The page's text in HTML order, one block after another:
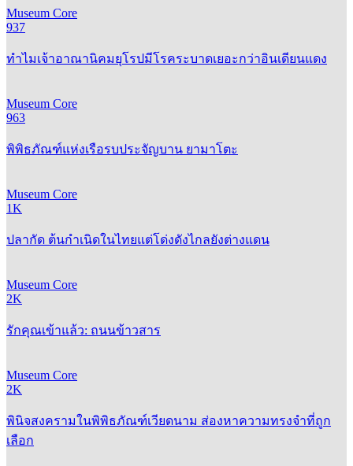
Museum Core
937
ทำไมเจ้าอาณานิคมยุโรปมีโรคระบาดเยอะกว่าอินเดียนแดง
Museum Core
963
พิพิธภัณฑ์แห่งเรือรบประจัญบาน ยามาโตะ
Museum Core
1K
ปลากัด ต้นกำเนิดในไทยแต่โด่งดังไกลยังต่างแดน
Museum Core
2K
รักคุณเข้าแล้ว: ถนนข้าวสาร
Museum Core
2K
พินิจสงครามในพิพิธภัณฑ์เวียดนาม ส่องหาความทรงจำที่ถูก
เลือก